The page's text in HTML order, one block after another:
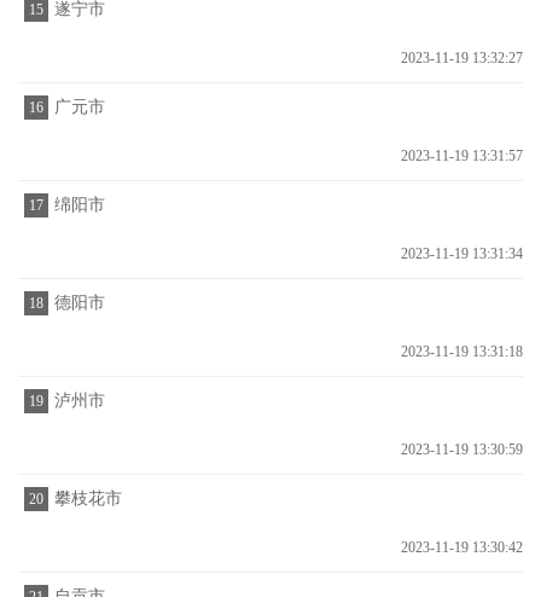
15 遂宁市
2023-11-19 13:32:27
16 广元市
2023-11-19 13:31:57
17 绵阳市
2023-11-19 13:31:34
18 德阳市
2023-11-19 13:31:18
19 泸州市
2023-11-19 13:30:59
20 攀枝花市
2023-11-19 13:30:42